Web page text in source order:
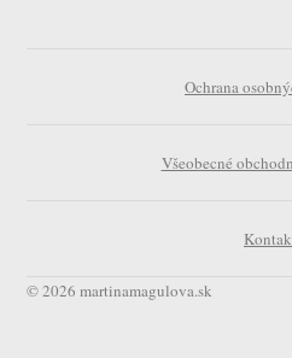
Ochrana
Všeobecné
© 2026 martinamagulova.sk